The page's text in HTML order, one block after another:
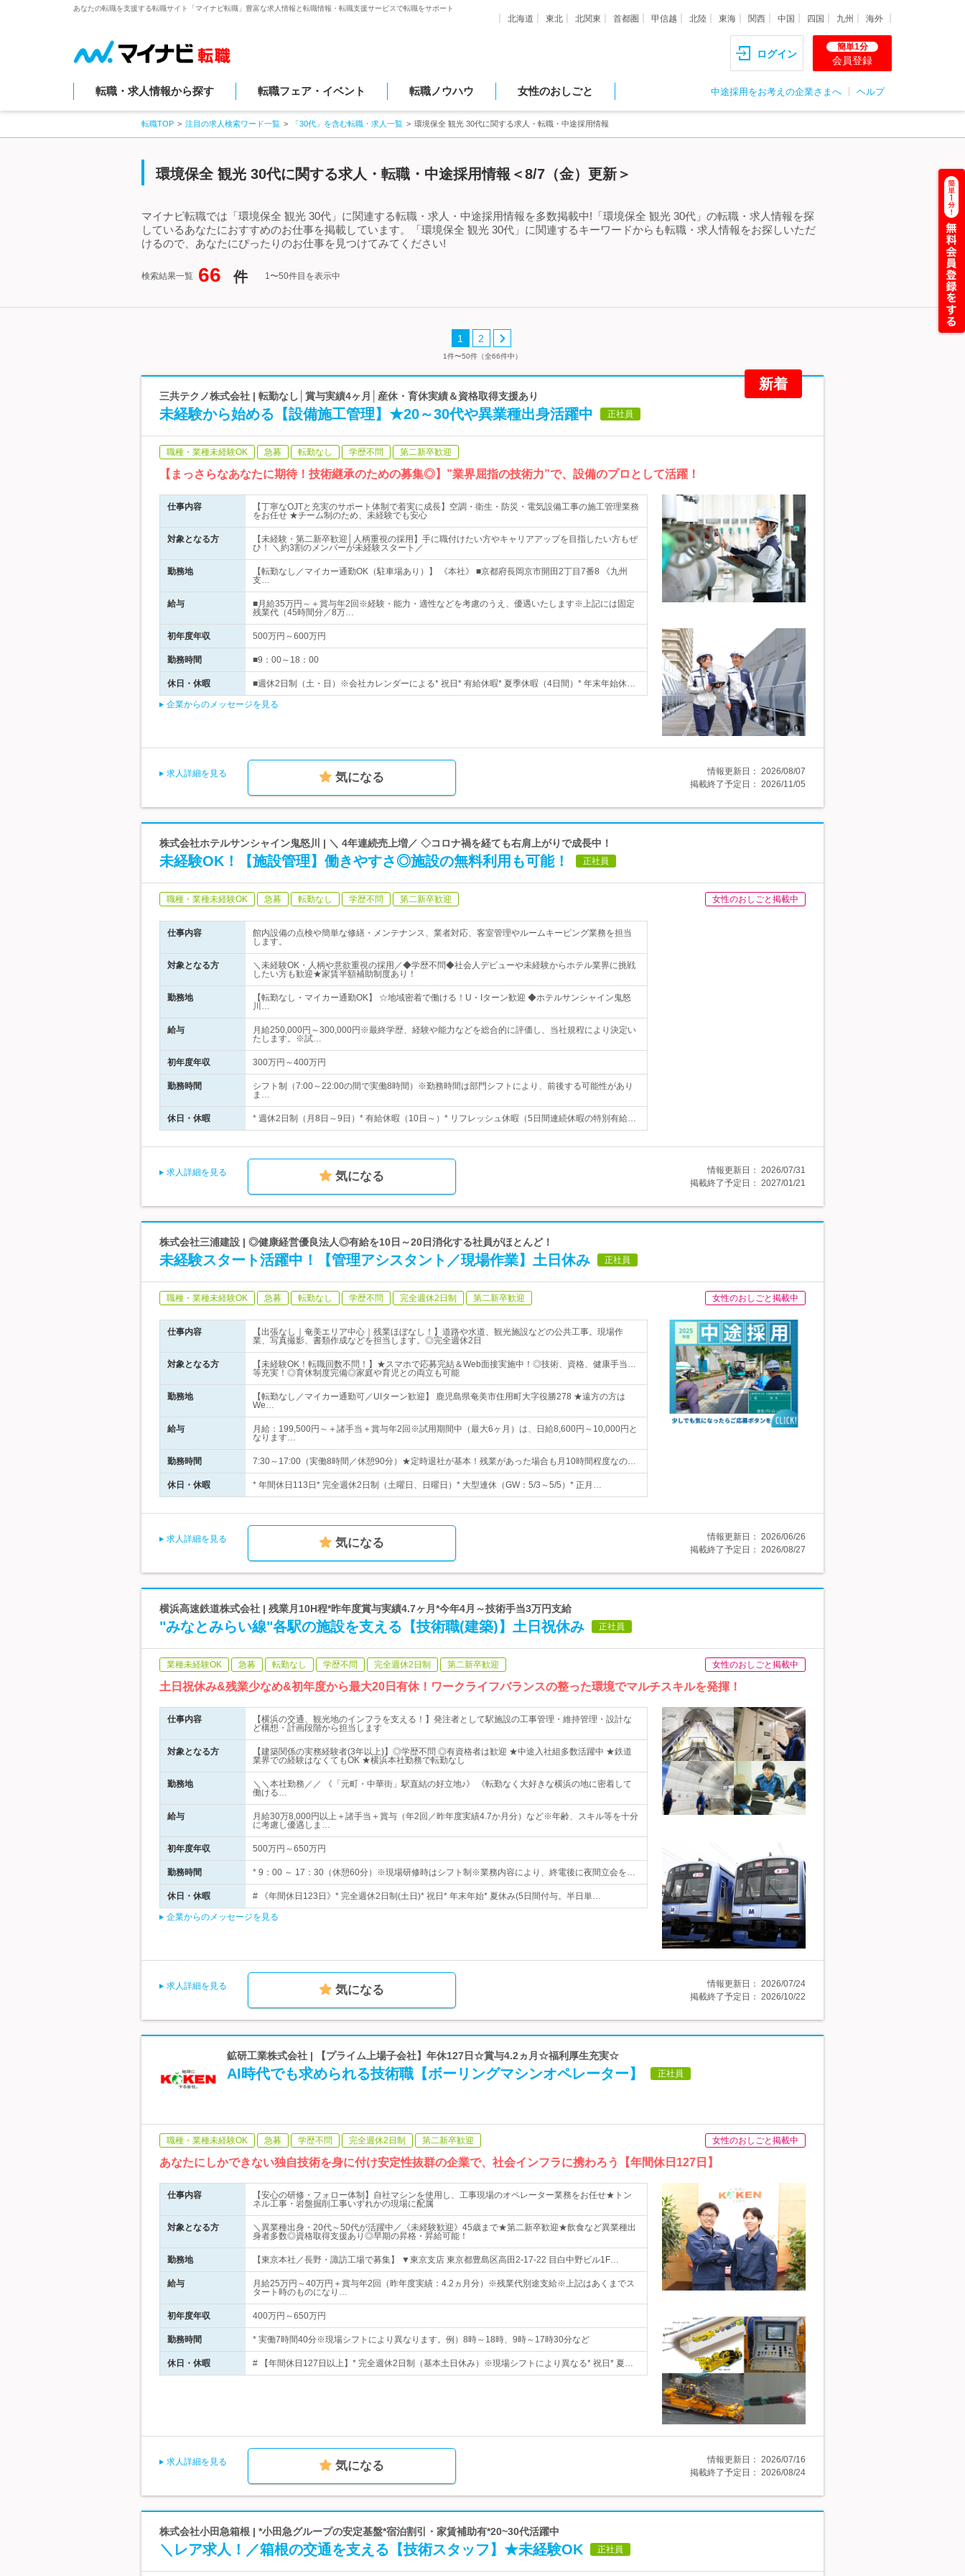
あなたの転職を支援する転職サイト「マイナビ転職」豊富な求人情報と転職情報・転職支援サービスで転職をサポート
北海道 東北 北関東 首都圏 甲信越 北陸 東海 関西 中国 四国 九州 海外
ログイン
簡単1分
会員登録
転職・求人情報から探す 転職フェア・イベント 転職ノウハウ 女性のおしごと 中途採用をお考えの企業さまへ ヘルプ
転職TOP 注目の求人検索ワード一覧 「30代」を含む転職・求人一覧 環境保全 観光 30代に関する求人・転職・中途採用情報
環境保全 観光 30代に関する求人・転職・中途採用情報＜8/7（金）更新＞
マイナビ転職では「環境保全 観光 30代」に関連する転職・求人・中途採用情報を多数掲載中!「環境保全 観光 30代」の転職・求人情報を探
しているあなたにおすすめのお仕事を掲載しています。「環境保全 観光 30代」に関連するキーワードからも転職・求人情報をお探しいただ
けるので、あなたにぴったりのお仕事を見つけてみてください!
検索結果一覧 66 件 1〜50件目を表示中
1 2
1件〜50件（全66件中）
新着
三共テクノ株式会社 | 転勤なし│賞与実績4ヶ月│産休・育休実績＆資格取得支援あり
未経験から始める【設備施工管理】★20～30代や異業種出身活躍中 正社員
職種・業種未経験OK 急募 転勤なし 学歴不問 第二新卒歓迎
【まっさらなあなたに期待！技術継承のための募集◎】”業界屈指の技術力”で、設備のプロとして活躍！
仕事内容
【丁寧なOJTと充実のサポート体制で着実に成長】空調・衛生・防災・電気設備工事の施工管理業務
をお任せ ★チーム制のため、未経験でも安心
対象となる方
【未経験・第二新卒歓迎│人柄重視の採用】手に職付けたい方やキャリアアップを目指したい方もぜ
ひ！ ＼約3割のメンバーが未経験スタート／
勤務地
【転勤なし／マイカー通勤OK（駐車場あり）】 《本社》 ■京都府長岡京市開田2丁目7番8 《九州
支…
給与
■月給35万円～＋賞与年2回※経験・能力・適性などを考慮のうえ、優遇いたします※上記には固定
残業代（45時間分／8万…
初年度年収 500万円～600万円
勤務時間 ■9：00～18：00
休日・休暇 ■週休2日制（土・日）※会社カレンダーによる* 祝日* 有給休暇* 夏季休暇（4日間）* 年末年始休…
企業からのメッセージを見る
求人詳細を見る 気になる 情報更新日： 2026/08/07
掲載終了予定日： 2026/11/05
株式会社ホテルサンシャイン鬼怒川 | ＼ 4年連続売上増／ ◇コロナ禍を経ても右肩上がりで成長中！
未経験OK！【施設管理】働きやすさ◎施設の無料利用も可能！ 正社員
職種・業種未経験OK 急募 転勤なし 学歴不問 第二新卒歓迎 女性のおしごと掲載中
仕事内容
館内設備の点検や簡単な修繕・メンテナンス、業者対応、客室管理やルームキーピング業務を担当
します。
対象となる方
＼未経験OK・人柄や意欲重視の採用／◆学歴不問◆社会人デビューや未経験からホテル業界に挑戦
したい方も歓迎★家賃半額補助制度あり！
勤務地
【転勤なし・マイカー通勤OK】 ☆地域密着で働ける！U・Iターン歓迎 ◆ホテルサンシャイン鬼怒
川…
給与
月給250,000円～300,000円※最終学歴、経験や能力などを総合的に評価し、当社規程により決定い
たします。※試…
初年度年収 300万円～400万円
勤務時間
シフト制（7:00～22:00の間で実働8時間）※勤務時間は部門シフトにより、前後する可能性があり
ま…
休日・休暇 * 週休2日制（月8日～9日）* 有給休暇（10日～）* リフレッシュ休暇（5日間連続休暇の特別有給…
求人詳細を見る 気になる 情報更新日： 2026/07/31
掲載終了予定日： 2027/01/21
株式会社三浦建設 | ◎健康経営優良法人◎有給を10日～20日消化する社員がほとんど！
未経験スタート活躍中！【管理アシスタント／現場作業】土日休み 正社員
職種・業種未経験OK 急募 転勤なし 学歴不問 完全週休2日制 第二新卒歓迎 女性のおしごと掲載中
仕事内容
【出張なし｜奄美エリア中心｜残業ほぼなし！】道路や水道、観光施設などの公共工事。現場作
業、写真撮影、書類作成などを担当します。◎完全週休2日
対象となる方
【未経験OK！転職回数不問！】★スマホで応募完結＆Web面接実施中！◎技術、資格、健康手当…
等充実！◎育休制度完備◎家庭や育児との両立も可能
勤務地
【転勤なし／マイカー通勤可／UIターン歓迎】 鹿児島県奄美市住用町大字役勝278 ★遠方の方は
We…
給与
月給：199,500円～＋諸手当＋賞与年2回※試用期間中（最大6ヶ月）は、日給8,600円～10,000円と
なります…
勤務時間 7:30～17:00（実働8時間／休憩90分）★定時退社が基本！残業があった場合も月10時間程度なの…
休日・休暇 * 年間休日113日* 完全週休2日制（土曜日、日曜日）* 大型連休（GW：5/3～5/5）* 正月…
求人詳細を見る 気になる 情報更新日： 2026/06/26
掲載終了予定日： 2026/08/27
横浜高速鉄道株式会社 | 残業月10H程*昨年度賞与実績4.7ヶ月*今年4月～技術手当3万円支給
"みなとみらい線"各駅の施設を支える【技術職(建築)】土日祝休み 正社員
業種未経験OK 急募 転勤なし 学歴不問 完全週休2日制 第二新卒歓迎 女性のおしごと掲載中
土日祝休み&残業少なめ&初年度から最大20日有休！ワークライフバランスの整った環境でマルチスキルを発揮！
仕事内容
【横浜の交通、観光地のインフラを支える！】発注者として駅施設の工事管理・維持管理・設計な
ど構想・計画段階から担当します
対象となる方
【建築関係の実務経験者(3年以上)】◎学歴不問 ◎有資格者は歓迎 ★中途入社組多数活躍中 ★鉄道
業界での経験はなくてもOK ★横浜本社勤務で転勤なし
勤務地
＼＼本社勤務／／ 《「元町・中華街」駅直結の好立地♪》 《転勤なく大好きな横浜の地に密着して
働ける…
給与
月給30万8,000円以上＋諸手当＋賞与（年2回／昨年度実績4.7か月分）など※年齢、スキル等を十分
に考慮し優遇しま…
初年度年収 500万円～650万円
勤務時間 * 9：00 ～ 17：30（休憩60分）※現場研修時はシフト制※業務内容により、終電後に夜間立会を…
休日・休暇 # 《年間休日123日》* 完全週休2日制(土日)* 祝日* 年末年始* 夏休み(5日間付与。半日単…
企業からのメッセージを見る
求人詳細を見る 気になる 情報更新日： 2026/07/24
掲載終了予定日： 2026/10/22
鉱研工業株式会社 | 【プライム上場子会社】年休127日☆賞与4.2ヵ月☆福利厚生充実☆
AI時代でも求められる技術職【ボーリングマシンオペレーター】 正社員
職種・業種未経験OK 急募 学歴不問 完全週休2日制 第二新卒歓迎 女性のおしごと掲載中
あなたにしかできない独自技術を身に付け安定性抜群の企業で、社会インフラに携わろう【年間休日127日】
仕事内容
【安心の研修・フォロー体制】自社マシンを使用し、工事現場のオペレーター業務をお任せ★トン
ネル工事・岩盤掘削工事いずれかの現場に配属
対象となる方
＼異業種出身・20代～50代が活躍中／《未経験歓迎》45歳まで★第二新卒歓迎★飲食など異業種出
身者多数◎資格取得支援あり◎早期の昇格・昇給可能！
勤務地 【東京本社／長野・諏訪工場で募集】 ▼東京支店 東京都豊島区高田2-17-22 目白中野ビル1F…
給与
月給25万円～40万円＋賞与年2回（昨年度実績：4.2ヵ月分）※残業代別途支給※上記はあくまでス
タート時のものになり…
初年度年収 400万円～650万円
勤務時間 * 実働7時間40分※現場シフトにより異なります。例）8時～18時、9時～17時30分など
休日・休暇 # 【年間休日127日以上】* 完全週休2日制（基本土日休み）※現場シフトにより異なる* 祝日* 夏…
求人詳細を見る 気になる 情報更新日： 2026/07/16
掲載終了予定日： 2026/08/24
株式会社小田急箱根 | *小田急グループの安定基盤*宿泊割引・家賃補助有*20~30代活躍中
＼レア求人！／箱根の交通を支える【技術スタッフ】★未経験OK 正社員